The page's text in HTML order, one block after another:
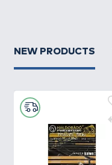
NEW PRODUCTS